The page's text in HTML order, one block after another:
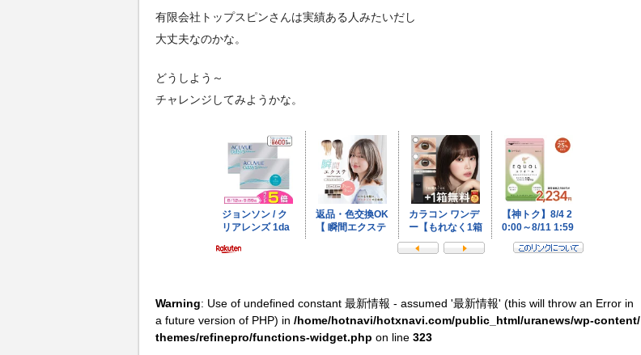
有限会社トップスピンさんは実績ある人みたいだし
大丈夫なのかな。
どうしよう～
チャレンジしてみようかな。
Warning: Use of undefined constant 最新情報 - assumed '最新情報' (this will throw an Error in
a future version of PHP) in /home/hotnavi/hotxnavi.com/public_html/uranews/wp-content/
themes/refinepro/functions-widget.php on line 323